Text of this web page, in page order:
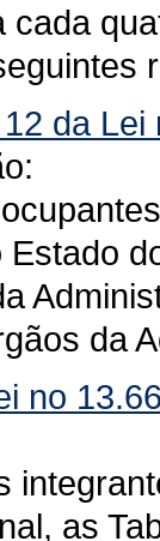
cada
da Lei
da
no
as